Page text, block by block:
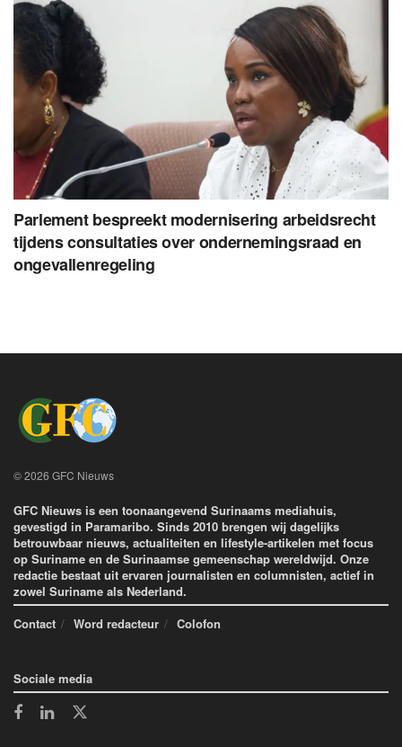
Parlement bespreekt modernisering arbeidsrecht
tijdens consultaties over ondernemingsraad en
ongevallenregeling
© 2026 GFC Nieuws
GFC Nieuws is een toonaangevend Surinaams mediahuis,
gevestigd in Paramaribo. Sinds 2010 brengen wij dagelijks
betrouwbaar nieuws, actualiteiten en lifestyle-artikelen met focus
op Suriname en de Surinaamse gemeenschap wereldwijd. Onze
redactie bestaat uit ervaren journalisten en columnisten, actief in
zowel Suriname als Nederland.
Contact
Word redacteur Colofon
Sociale media